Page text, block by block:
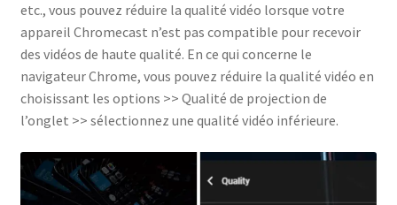
etc., vous pouvez réduire la qualité vidéo lorsque votre
appareil Chromecast n’est pas compatible pour recevoir
des vidéos de haute qualité. En ce qui concerne le
navigateur Chrome, vous pouvez réduire la qualité vidéo en
choisissant les options >> Qualité de projection de
l’onglet >> sélectionnez une qualité vidéo inférieure.